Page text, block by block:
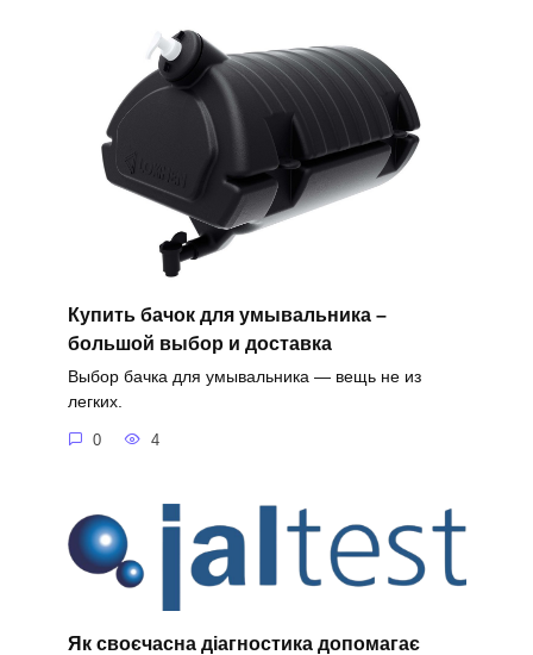
Купить бачок для умывальника –
большой выбор и доставка
Выбор бачка для умывальника — вещь не из
легких.
0 4
Як своєчасна діагностика допомагає